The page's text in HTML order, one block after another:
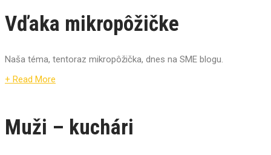
Vďaka mikropôžičke
Naša téma, tentoraz mikropôžička, dnes na SME blogu.
+ Read More
Muži – kuchári